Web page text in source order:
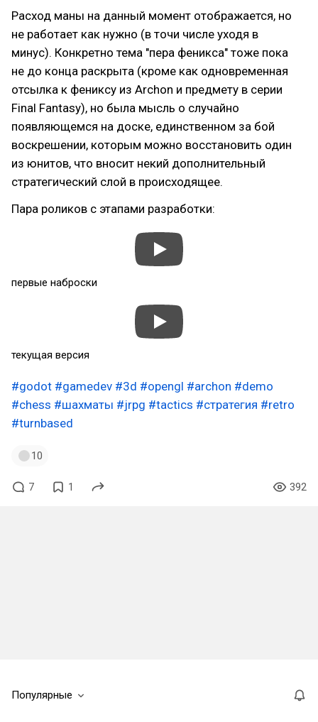
Расход маны на данный момент отображается, но
не работает как нужно (в точи числе уходя в
минус). Конкретно тема "пера феникса" тоже пока
не до конца раскрыта (кроме как одновременная
отсылка к фениксу из Archon и предмету в серии
Final Fantasy), но была мысль о случайно
появляющемся на доске, единственном за бой
воскрешении, которым можно восстановить один
из юнитов, что вносит некий дополнительный
стратегический слой в происходящее.
Пара роликов с этапами разработки:
первые наброски
текущая версия
#godot #gamedev #3d #opengl #archon #demo
#chess #шахматы #jrpg #tactics #стратегия #retro
#turnbased
10
7 1 392
Популярные